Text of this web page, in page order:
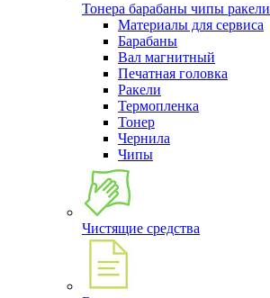
Тонера барабаны чипы ракели
Материалы для сервиса
Барабаны
Вал магнитный
Печатная головка
Ракели
Термопленка
Тонер
Чернила
Чипы
Чистящие средства